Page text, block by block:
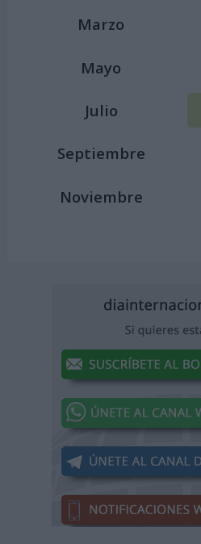
Marzo
Mayo
Julio
Septiembre
Noviembre